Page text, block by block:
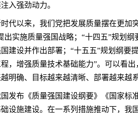
入强劲动力。
代以来，我们党把发展质量摆在更加
出实施质量强国战略；“十四五”规划
建设并作出部署；“十五五”规划纲要
，增强质量技术基础能力”。可以看
明确、目标越来越清晰、部署越来越
发布《质量强国建设纲要》《国家标
设施建设。在一系列措施推动下，我